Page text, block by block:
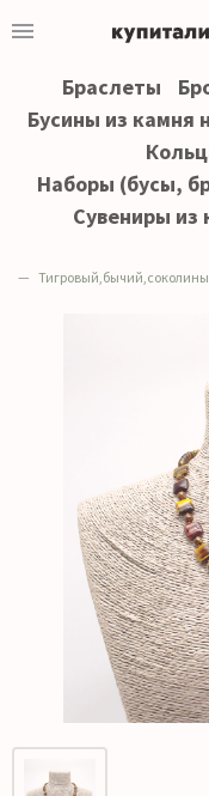
Браслеты
Бусины из камня
Наборы (бусы,
Сувениры из